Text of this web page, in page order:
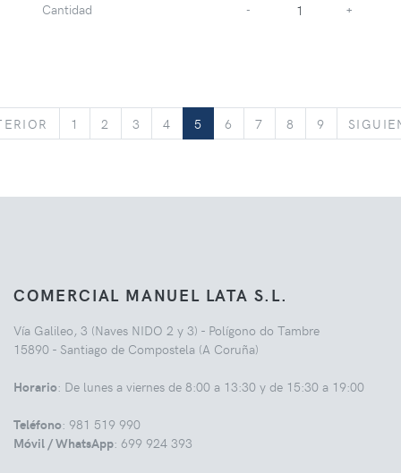
Cantidad - +
ANTERIOR
1 2 3 4 5 6 7 8 9
COMERCIAL MANUEL LATA S.L.
Vía Galileo, 3 (Naves NIDO 2 y 3) - Polígono do Tambre
15890 - Santiago de Compostela (A Coruña)
Horario: De lunes a viernes de 8:00 a 13:30 y de 15:30 a 19:00
Teléfono: 981 519 990
Móvil / WhatsApp: 699 924 393